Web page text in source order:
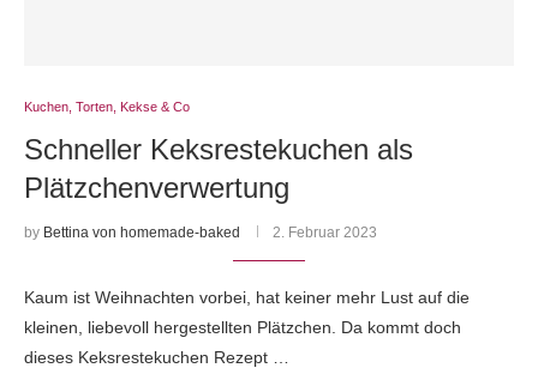
Kuchen, Torten, Kekse & Co
Schneller Keksrestekuchen als
Plätzchenverwertung
by Bettina von homemade-baked 2. Februar 2023
Kaum ist Weihnachten vorbei, hat keiner mehr Lust auf die
kleinen, liebevoll hergestellten Plätzchen. Da kommt doch
dieses Keksrestekuchen Rezept …